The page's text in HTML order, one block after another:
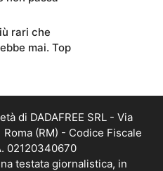
rari che
mai. Top
di DADAFREE SRL - Via
(RM) - Codice Fiscale
02120340670
testata giornalistica, in